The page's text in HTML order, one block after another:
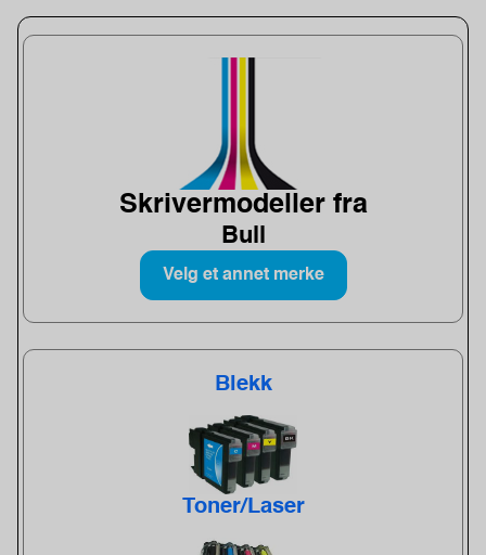
Skrivermodeller fra
Bull
Velg et annet merke
Blekk
Toner/Laser